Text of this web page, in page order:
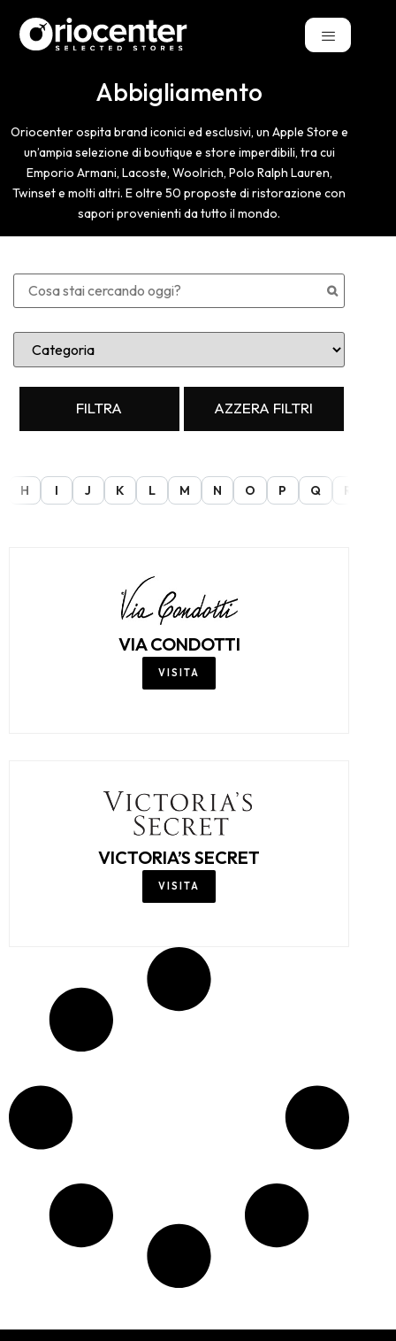
Abbigliamento
Oriocenter ospita brand iconici ed esclusivi, un Apple Store e
un’ampia selezione di boutique e store imperdibili, tra cui
Emporio Armani, Lacoste, Woolrich, Polo Ralph Lauren,
Twinset e molti altri. E oltre 50 proposte di ristorazione con
sapori provenienti da tutto il mondo.
FILTRA AZZERA FILTRI
H I J K L M N O P Q R
VIA CONDOTTI
VISITA
VICTORIA’S SECRET
VISITA